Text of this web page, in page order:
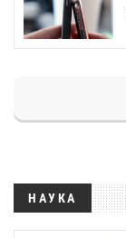
НАУКА